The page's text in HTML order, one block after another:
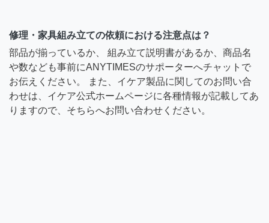
修理・家具組み立ての依頼における注意点は？
部品が揃っているか、 組み立て説明書があるか、商品名
や数なども事前にANYTIMESのサポーターへチャットで
お伝えください。 また、イケア製品に関してのお問い合
わせは、イケア公式ホームページに各種情報が記載してあ
りますので、そちらへお問い合わせください。